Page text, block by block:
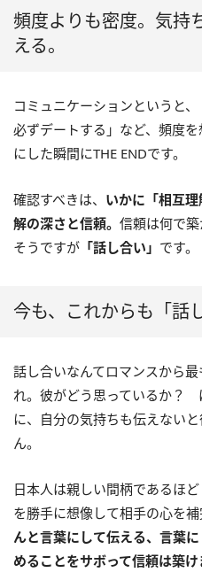
頻度よりも密度。気持
える。
コミュニケーションというと
必ずデートする」など、頻度
にした瞬間にTHE ENDです。
確認すべきは、 いかに「相互
解の深さと信頼。 信頼は何で
そうですが 「話し合い」 です。
今も、これからも「話
話し合いなんてロマンスから
れ。彼がどう思っているか？
に、自分の気持ちも伝えない
ん。
日本人は親しい間柄であるほ
を勝手に想像して相手の心を補
んと言葉にして伝える、言葉
めることをサボって信頼は築け